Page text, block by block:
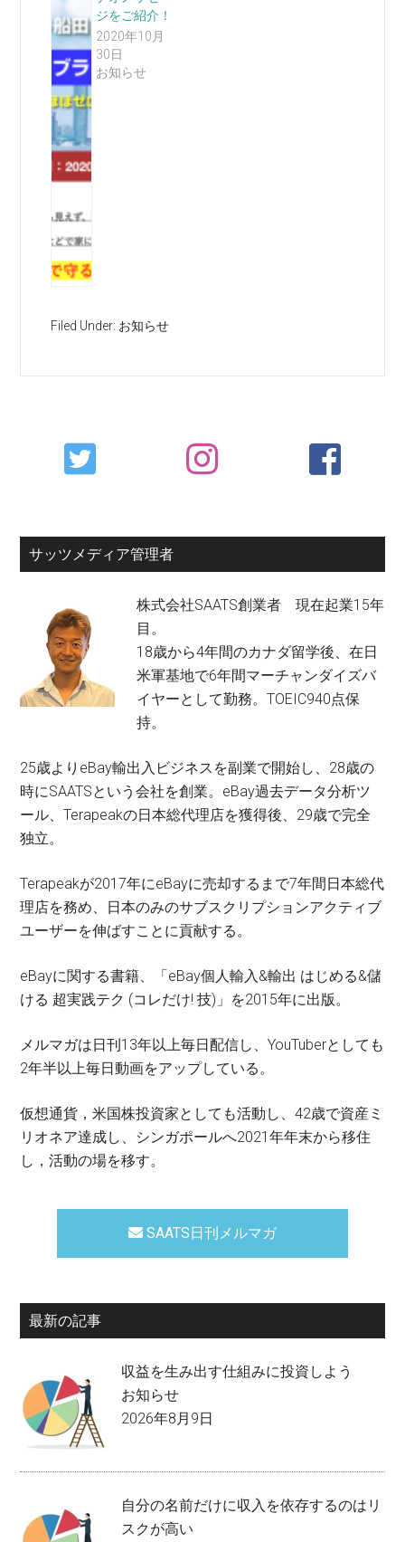
ジをご紹介！
2020年10月
30日
お知らせ
Filed Under: お知らせ
Primary
Sidebar
サッツメディア管理者
株式会社SAATS創業者 現在起業15年
目。
18歳から4年間のカナダ留学後、在日
米軍基地で6年間マーチャンダイズバ
イヤーとして勤務。TOEIC940点保
持。
25歳よりeBay輸出入ビジネスを副業で開始し、28歳の
時にSAATSという会社を創業。eBay過去データ分析ツ
ール、Terapeakの日本総代理店を獲得後、29歳で完全
独立。
Terapeakが2017年にeBayに売却するまで7年間日本総代
理店を務め、日本のみのサブスクリプションアクティブ
ユーザーを伸ばすことに貢献する。
eBayに関する書籍、「eBay個人輸入&輸出 はじめる&儲
ける 超実践テク (コレだけ! 技)」を2015年に出版。
メルマガは日刊13年以上毎日配信し、YouTuberとしても
2年半以上毎日動画をアップしている。
仮想通貨，米国株投資家としても活動し、42歳で資産ミ
リオネア達成し、シンガポールへ2021年年末から移住
し，活動の場を移す。
SAATS日刊メルマガ
最新の記事
収益を生み出す仕組みに投資しよう
お知らせ
2026年8月9日
自分の名前だけに収入を依存するのはリ
スクが高い